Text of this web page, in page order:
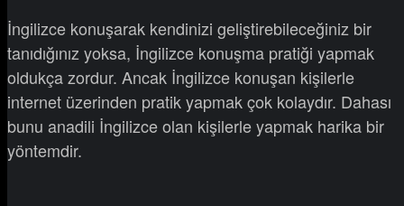
İngilizce konuşarak kendinizi geliştirebileceğiniz bir
tanıdığınız yoksa, İngilizce konuşma pratiği yapmak
oldukça zordur. Ancak İngilizce konuşan kişilerle
internet üzerinden pratik yapmak çok kolaydır. Dahası
bunu anadili İngilizce olan kişilerle yapmak harika bir
yöntemdir.